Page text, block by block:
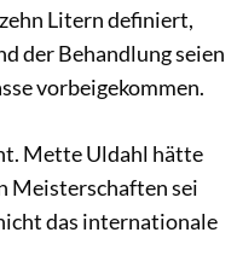
Litern definiert,
der Behandlung seien
vorbeigekommen.
Mette Uldahl hätte
Meisterschaften sei
das internationale